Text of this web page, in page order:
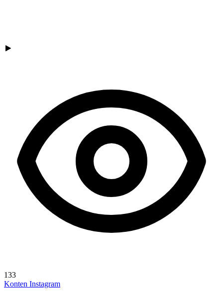
133
Konten Instagram